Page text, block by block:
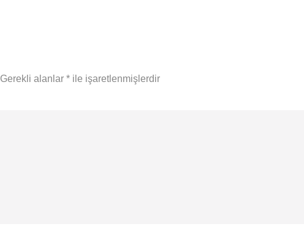
Gerekli alanlar * ile işaretlenmişlerdir